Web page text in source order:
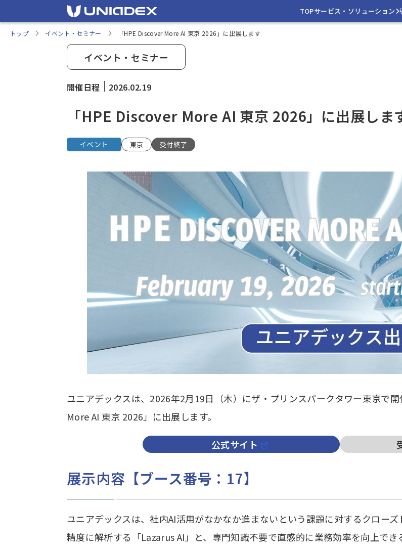
TOPサービス・ソリューション
トップ イベント・セミナー 「HPE Discover More AI 東京 2026」に出展します
イベント・セミナー
開催日程 2026.02.19
「HPE Discover More AI 東京 2026」に出展しま
イベント 東京 受付終了
ユニアデックスは、2026年2月19日（木）にザ・プリンスパークタワー東京で
More AI 東京 2026」に出展します。
公式サイト
展示内容【ブース番号：17】
ユニアデックスは、社内AI活用がなかなか進まないという課題に対するクロー
精度に解析する「Lazarus AI」と、専門知識不要で直感的に業務効率を向上でき